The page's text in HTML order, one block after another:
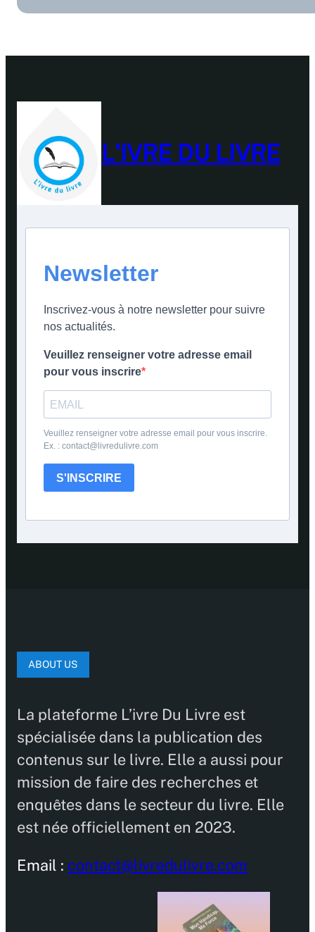
L'IVRE DU LIVRE
Newsletter
Inscrivez-vous à notre newsletter pour suivre
nos actualités.
Veuillez renseigner votre adresse email
pour vous inscrire
Veuillez renseigner votre adresse email pour vous inscrire.
Ex. : contact@livredulivre.com
S'INSCRIRE
ABOUT US
La plateforme L’ivre Du Livre est
spécialisée dans la publication des
contenus sur le livre. Elle a aussi pour
mission de faire des recherches et
enquêtes dans le secteur du livre. Elle
est née officiellement en 2023.
Email : contact@livredulivre.com